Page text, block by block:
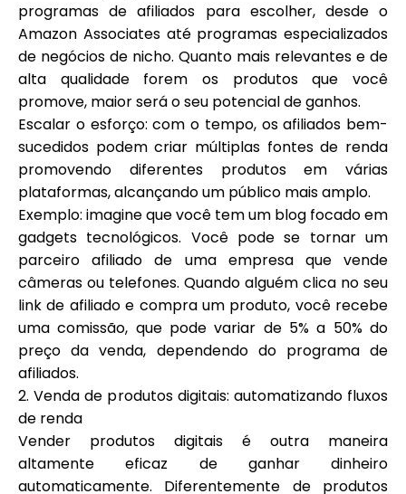
programas de afiliados para escolher, desde o
Amazon Associates até programas especializados
de negócios de nicho. Quanto mais relevantes e de
alta qualidade forem os produtos que você
promove, maior será o seu potencial de ganhos.
Escalar o esforço: com o tempo, os afiliados bem-
sucedidos podem criar múltiplas fontes de renda
promovendo diferentes produtos em várias
plataformas, alcançando um público mais amplo.
Exemplo: imagine que você tem um blog focado em
gadgets tecnológicos. Você pode se tornar um
parceiro afiliado de uma empresa que vende
câmeras ou telefones. Quando alguém clica no seu
link de afiliado e compra um produto, você recebe
uma comissão, que pode variar de 5% a 50% do
preço da venda, dependendo do programa de
afiliados.
2. Venda de produtos digitais: automatizando fluxos
de renda
Vender produtos digitais é outra maneira
altamente eficaz de ganhar dinheiro
automaticamente. Diferentemente de produtos